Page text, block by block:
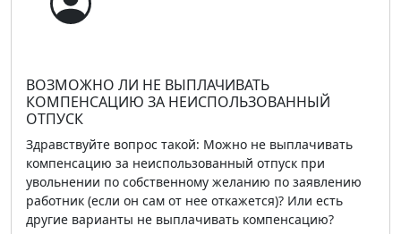
ВОЗМОЖНО ЛИ НЕ ВЫПЛАЧИВАТЬ
КОМПЕНСАЦИЮ ЗА НЕИСПОЛЬЗОВАННЫЙ
ОТПУСК
Здравствуйте вопрос такой: Можно не выплачивать
компенсацию за неиспользованный отпуск при
увольнении по собственному желанию по заявлению
работник (если он сам от нее откажется)? Или есть
другие варианты не выплачивать компенсацию?